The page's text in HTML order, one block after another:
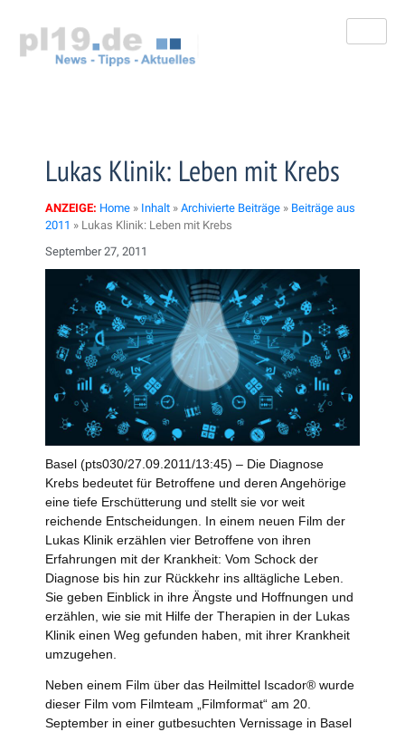
springen
Lukas Klinik: Leben mit Krebs
ANZEIGE: Home » Inhalt » Archivierte Beiträge » Beiträge aus
2011 » Lukas Klinik: Leben mit Krebs
September 27, 2011
Basel (pts030/27.09.2011/13:45) – Die Diagnose
Krebs bedeutet für Betroffene und deren Angehörige
eine tiefe Erschütterung und stellt sie vor weit
reichende Entscheidungen. In einem neuen Film der
Lukas Klinik erzählen vier Betroffene von ihren
Erfahrungen mit der Krankheit: Vom Schock der
Diagnose bis hin zur Rückkehr ins alltägliche Leben.
Sie geben Einblick in ihre Ängste und Hoffnungen und
erzählen, wie sie mit Hilfe der Therapien in der Lukas
Klinik einen Weg gefunden haben, mit ihrer Krankheit
umzugehen.
Neben einem Film über das Heilmittel Iscador® wurde
dieser Film vom Filmteam „Filmformat“ am 20.
September in einer gutbesuchten Vernissage in Basel